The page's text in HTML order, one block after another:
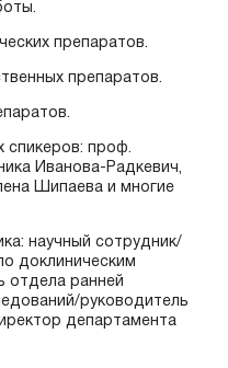
препаратов.
препаратов.
спикеров: проф.
Иванова-Радкевич,
Шипаева и многие
научный сотрудник/
доклиническим
отдела ранней
руководитель
департамента